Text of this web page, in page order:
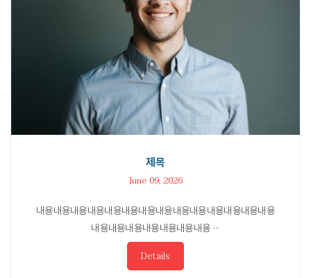
제목
June 09, 2026
내용내용내용내용내용내용내용내용내용내용내용내용내용내용
내용내용내용내용내용내용내용 ···
Details